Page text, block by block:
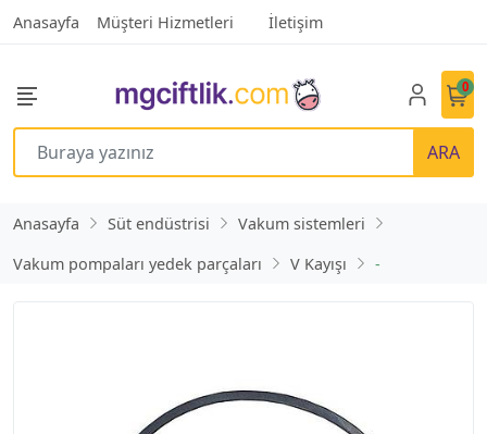
Anasayfa Müşteri Hizmetleri İletişim
ARA
0
Anasayfa Süt endüstrisi
Vakum sistemleri
Vakum pompaları yedek parçaları
V Kayışı -